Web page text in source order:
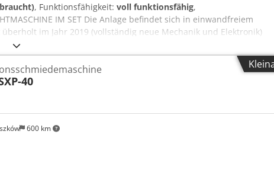
, Funktionsfähigkeit: voll funktionsfähig,
IM SET Die Anlage befindet sich in einwandfreiem
im Jahr 2019 (vollständig neue Mechanik und Elektronik)
ISO h9 (h8 möglich) Abdreh-Tiefe: bis zu 3,5 mm, abhängig
Vorschubgeschwindigkeit: digital einstellbar 0,5 – 12 m/min
Zwei Sätze à 4 Messer mit automatischer digitaler
mit motorisierter Höhenverstellung Einzugsdruckrollen
aus: - Vorderes Führungssystem Chedpfx Aiowqb Scjlsa
Hauptmotor und Getriebe Auspresswalzen – Zwilling
Sammlung der fertigen Stäbe Hydraulikaggregat – komplett neu
600 km
40